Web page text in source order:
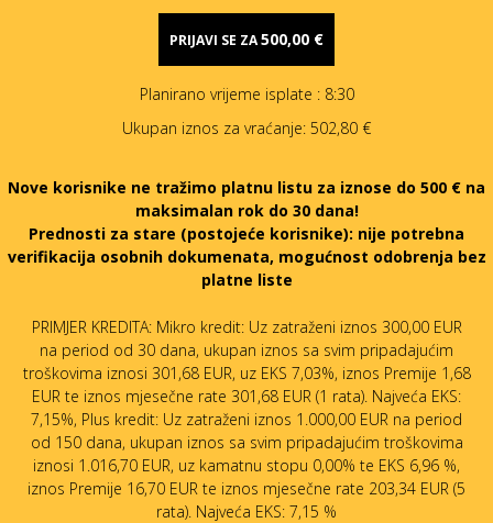
PRIJAVI SE ZA500,00 €
Planirano vrijeme isplate : 8:30
Ukupan iznos za vraćanje: 502,80 €
Nove korisnike ne tražimo platnu listu za iznose do 500 € na
maksimalan rok do 30 dana!
Prednosti za stare (postojeće korisnike): nije potrebna
verifikacija osobnih dokumenata, mogućnost odobrenja bez
platne liste
PRIMJER KREDITA: Mikro kredit: Uz zatraženi iznos 300,00 EUR
na period od 30 dana, ukupan iznos sa svim pripadajućim
troškovima iznosi 301,68 EUR, uz EKS 7,03%, iznos Premije 1,68
EUR te iznos mjesečne rate 301,68 EUR (1 rata). Najveća EKS:
7,15%, Plus kredit: Uz zatraženi iznos 1.000,00 EUR na period
od 150 dana, ukupan iznos sa svim pripadajućim troškovima
iznosi 1.016,70 EUR, uz kamatnu stopu 0,00% te EKS 6,96 %,
iznos Premije 16,70 EUR te iznos mjesečne rate 203,34 EUR (5
rata). Najveća EKS: 7,15 %